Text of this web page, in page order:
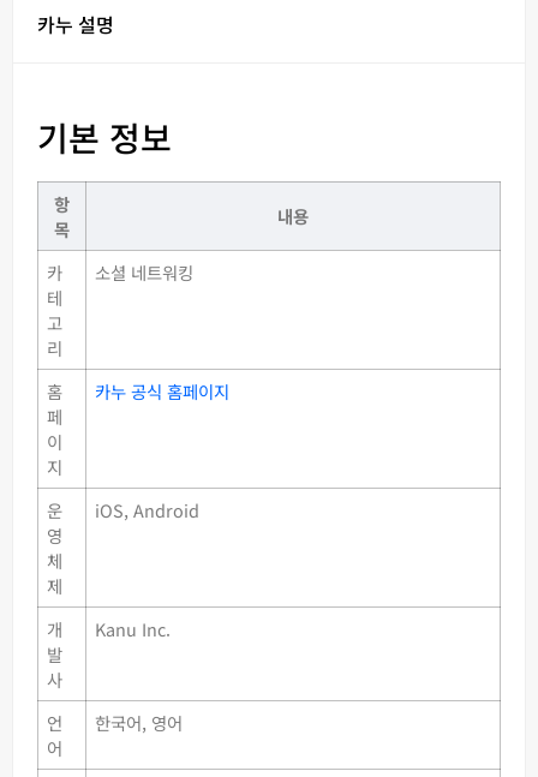
카누 설명
기본 정보
항
목
내용
카
테
고
리
소셜 네트워킹
홈
페
이
지
카누 공식 홈페이지
운
영
체
제
iOS, Android
개
발
사
Kanu Inc.
언
어
한국어, 영어